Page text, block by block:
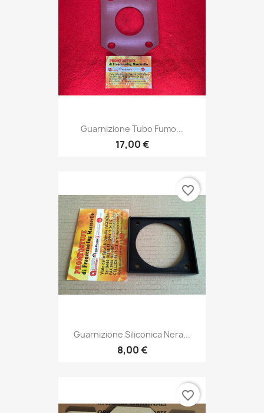
Guarnizione Tubo Fumo...
17,00 €
Guarnizione Siliconica Nera...
8,00 €
favorite_border
favorite_border